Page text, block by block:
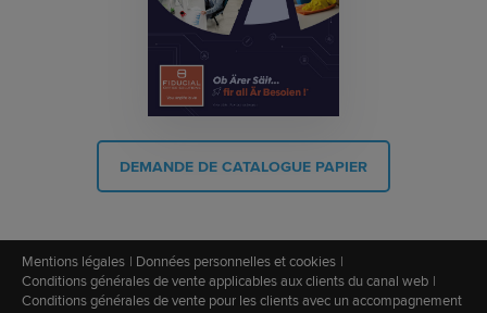
DEMANDE DE CATALOGUE PAPIER
Mentions légales
Données personnelles et cookies
Conditions générales de vente applicables aux clients du canal web
Conditions générales de vente pour les clients avec un accompagnement